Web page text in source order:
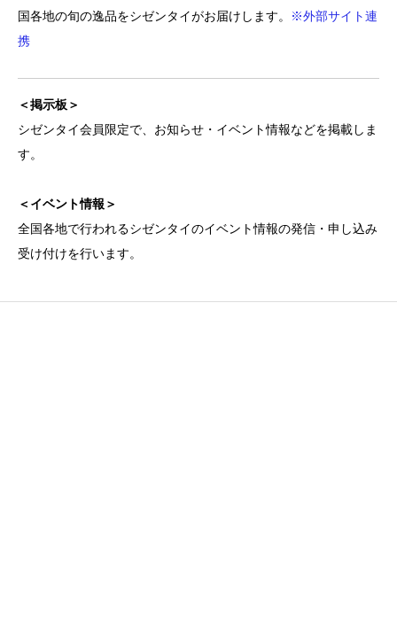
国各地の旬の逸品をシゼンタイがお届けします。
※外部サイト連
携
＜掲示板＞
シゼンタイ会員限定で、お知らせ・イベント情報などを掲載しま
す。
＜イベント情報＞
全国各地で行われるシゼンタイのイベント情報の発信・申し込み
受け付けを行います。